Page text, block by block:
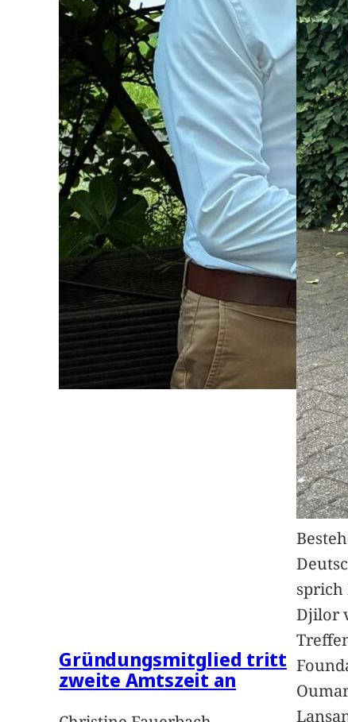
Gründungsmitglied tritt
zweite Amtszeit an
Djilor